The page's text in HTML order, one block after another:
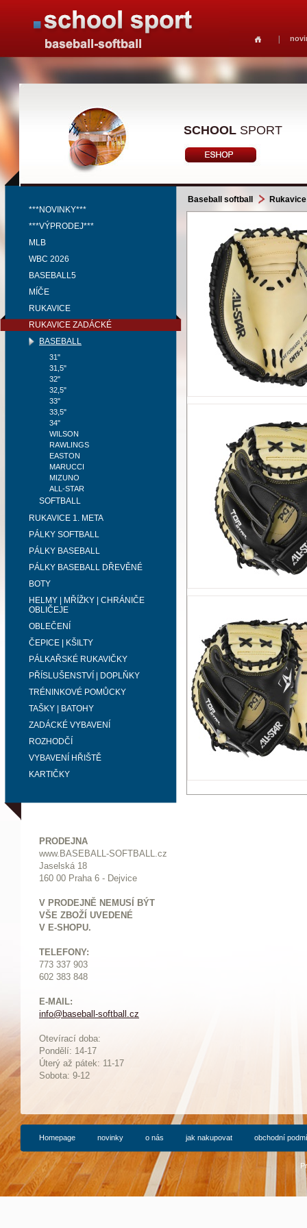
SCHOOL SPORT
***NOVINKY***
***VÝPRODEJ***
MLB
WBC 2026
BASEBALL5
MÍČE
RUKAVICE
RUKAVICE ZADÁCKÉ
BASEBALL
31"
31,5"
32"
32,5"
33"
33,5"
34"
WILSON
RAWLINGS
EASTON
MARUCCI
MIZUNO
ALL-STAR
SOFTBALL
RUKAVICE 1. META
PÁLKY SOFTBALL
PÁLKY BASEBALL
PÁLKY BASEBALL DŘEVĚNÉ
BOTY
HELMY | MŘÍŽKY | CHRÁNIČE
OBLIČEJE
OBLEČENÍ
ČEPICE | KŠILTY
PÁLKAŘSKÉ RUKAVIČKY
PŘÍSLUŠENSTVÍ | DOPLŇKY
TRÉNINKOVÉ POMŮCKY
TAŠKY | BATOHY
ZADÁCKÉ VYBAVENÍ
ROZHODČÍ
VYBAVENÍ HŘIŠTĚ
KARTIČKY
PRODEJNA
www.BASEBALL-SOFTBALL.cz
Jaselská 18
160 00 Praha 6 - Dejvice
V PRODEJNĚ NEMUSÍ BÝT
VŠE ZBOŽÍ UVEDENÉ
V E-SHOPU.
TELEFONY:
773 337 903
602 383 848
E-MAIL:
info@baseball-softball.cz
Otevírací doba:
Pondělí: 14-17
Úterý až pátek: 11-17
Sobota: 9-12
Baseball softball
Homepage novinky o nás jak nakupovat obchodní